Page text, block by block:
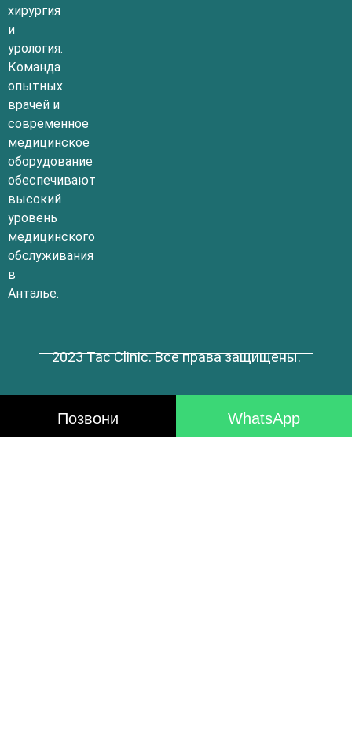
хирургия
и
урология.
Команда
опытных
врачей и
современное
медицинское
оборудование
обеспечивают
высокий
уровень
медицинского
обслуживания
в
Анталье.
2023 Tac Clinic. Все права защищены.
Позвони WhatsApp